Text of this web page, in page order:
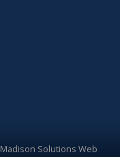
Madison Solutions Web